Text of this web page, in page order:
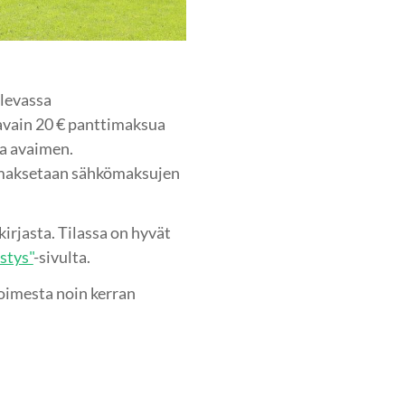
20 € panttimaksua
avaimen.
sähkömaksujen
Tilassa on hyvät
-sivulta.
noin kerran